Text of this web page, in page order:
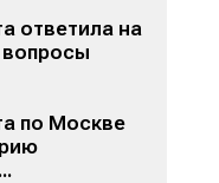
ответила на
по Москве